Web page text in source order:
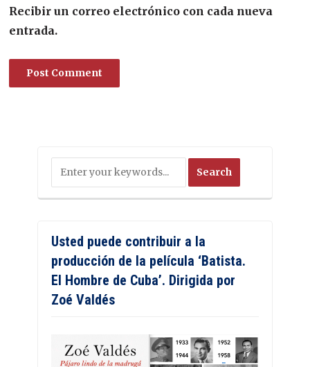
Recibir un correo electrónico con cada nueva
entrada.
Usted puede contribuir a la
producción de la película ‘Batista.
El Hombre de Cuba’. Dirigida por
Zoé Valdés